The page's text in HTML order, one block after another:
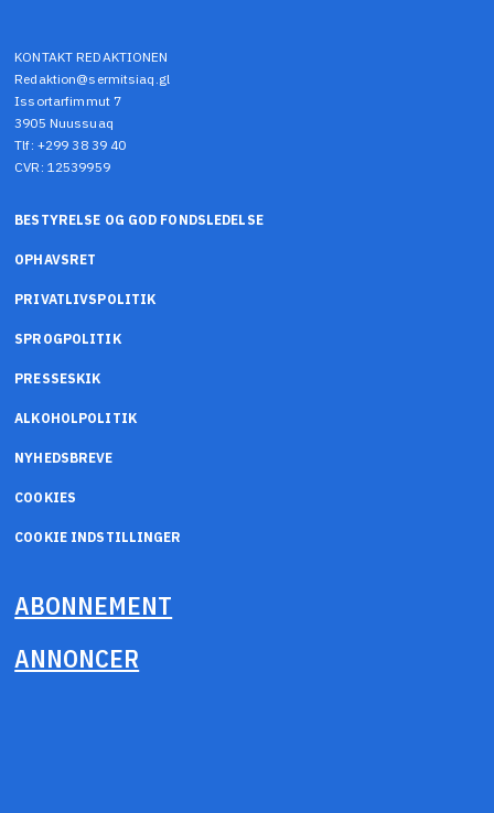
KONTAKT REDAKTIONEN
Redaktion@sermitsiaq.gl
Issortarfimmut 7
3905 Nuussuaq
Tlf: +299 38 39 40
CVR: 12539959
BESTYRELSE OG GOD FONDSLEDELSE
OPHAVSRET
PRIVATLIVSPOLITIK
SPROGPOLITIK
PRESSESKIK
ALKOHOLPOLITIK
NYHEDSBREVE
COOKIES
COOKIE INDSTILLINGER
ABONNEMENT
ANNONCER